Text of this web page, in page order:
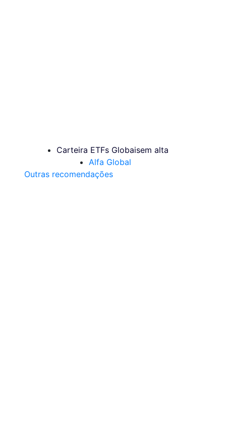
Carteira ETFs Globaisem alta
Alfa Global
Outras recomendações